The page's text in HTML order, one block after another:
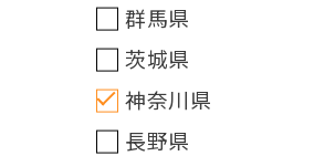
群馬県
茨城県
神奈川県
長野県